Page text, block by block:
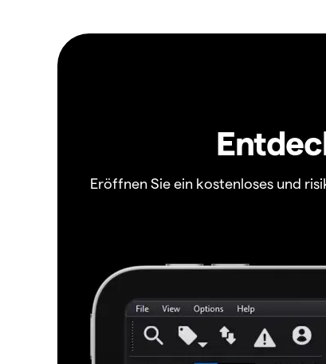
Eröffnen Sie ein kostenloses und